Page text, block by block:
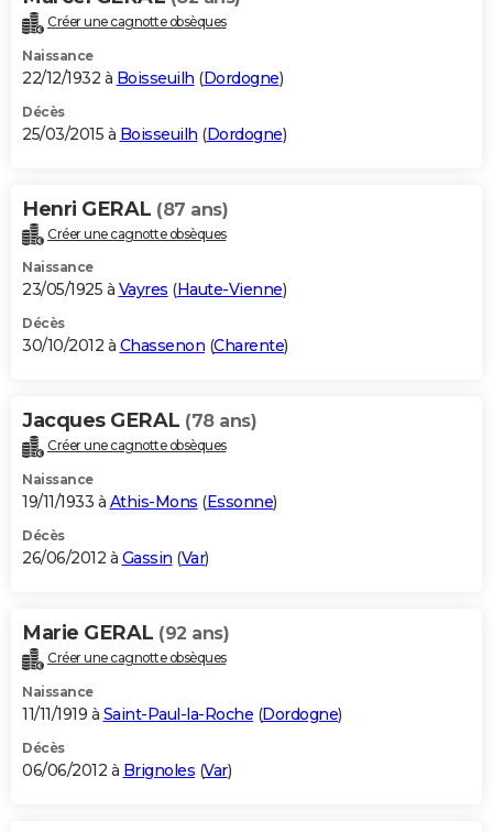
Créer une cagnotte obsèques
Naissance
22/12/1932 à Boisseuilh (Dordogne)
Décès
25/03/2015 à Boisseuilh (Dordogne)
Henri GERAL (87 ans)
Créer une cagnotte obsèques
Naissance
23/05/1925 à Vayres (Haute-Vienne)
Décès
30/10/2012 à Chassenon (Charente)
Jacques GERAL (78 ans)
Créer une cagnotte obsèques
Naissance
19/11/1933 à Athis-Mons (Essonne)
Décès
26/06/2012 à Gassin (Var)
Marie GERAL (92 ans)
Créer une cagnotte obsèques
Naissance
11/11/1919 à Saint-Paul-la-Roche (Dordogne)
Décès
06/06/2012 à Brignoles (Var)